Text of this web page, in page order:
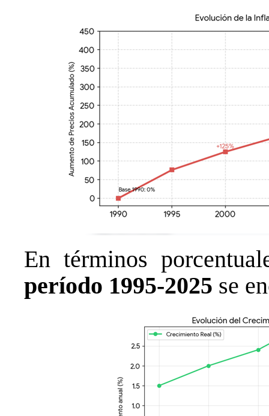
En términos
período 1995-2025 se